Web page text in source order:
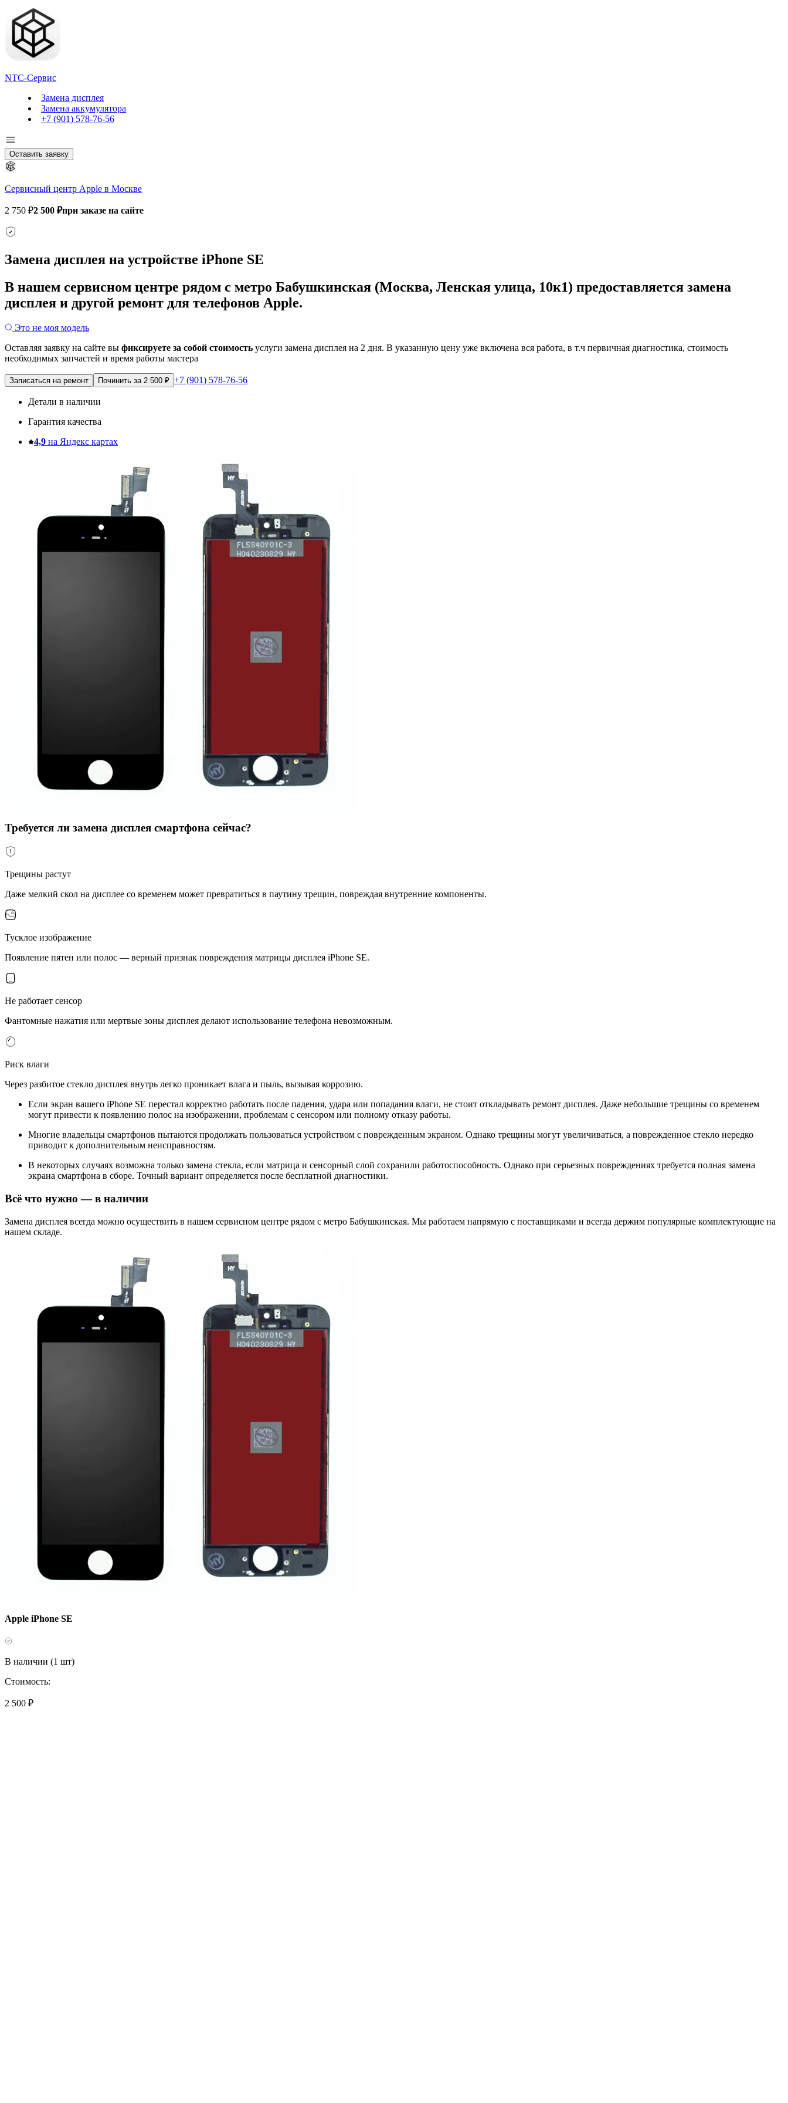
NTC-Сервис
Замена дисплея
Замена аккумулятора
+7 (901) 578-76-56
Оставить заявку
Сервисный центр Apple в Москве
2 750 ₽2 500 ₽при заказе на сайте
Замена дисплея на устройстве iPhone SE
В нашем сервисном центре рядом с метро Бабушкинская (Москва, Ленская улица, 10к1) предоставляется замена
дисплея и другой ремонт для телефонов Apple.
Это не моя модель
Оставляя заявку на сайте вы фиксируете за собой стоимость услуги замена дисплея на 2 дня. В указанную цену уже включена вся работа, в т.ч первичная диагностика, стоимость
необходимых запчастей и время работы мастера
Записаться на ремонт Починить за 2 500 ₽ +7 (901) 578-76-56
Детали в наличии
Гарантия качества
4,9 на Яндекс картах
Требуется ли замена дисплея смартфона сейчас?
Трещины растут
Даже мелкий скол на дисплее со временем может превратиться в паутину трещин, повреждая внутренние компоненты.
Тусклое изображение
Появление пятен или полос — верный признак повреждения матрицы дисплея iPhone SE.
Не работает сенсор
Фантомные нажатия или мертвые зоны дисплея делают использование телефона невозможным.
Риск влаги
Через разбитое стекло дисплея внутрь легко проникает влага и пыль, вызывая коррозию.
Если экран вашего iPhone SE перестал корректно работать после падения, удара или попадания влаги, не стоит откладывать ремонт дисплея. Даже небольшие трещины со временем
могут привести к появлению полос на изображении, проблемам с сенсором или полному отказу работы.
Многие владельцы смартфонов пытаются продолжать пользоваться устройством с поврежденным экраном. Однако трещины могут увеличиваться, а поврежденное стекло нередко
приводит к дополнительным неисправностям.
В некоторых случаях возможна только замена стекла, если матрица и сенсорный слой сохранили работоспособность. Однако при серьезных повреждениях требуется полная замена
экрана смартфона в сборе. Точный вариант определяется после бесплатной диагностики.
Всё что нужно — в наличии
Замена дисплея всегда можно осуществить в нашем сервисном центре рядом с метро Бабушкинская. Мы работаем напрямую с поставщиками и всегда держим популярные комплектующие на
нашем складе.
Apple iPhone SE
В наличии (1 шт)
Стоимость:
2 500 ₽